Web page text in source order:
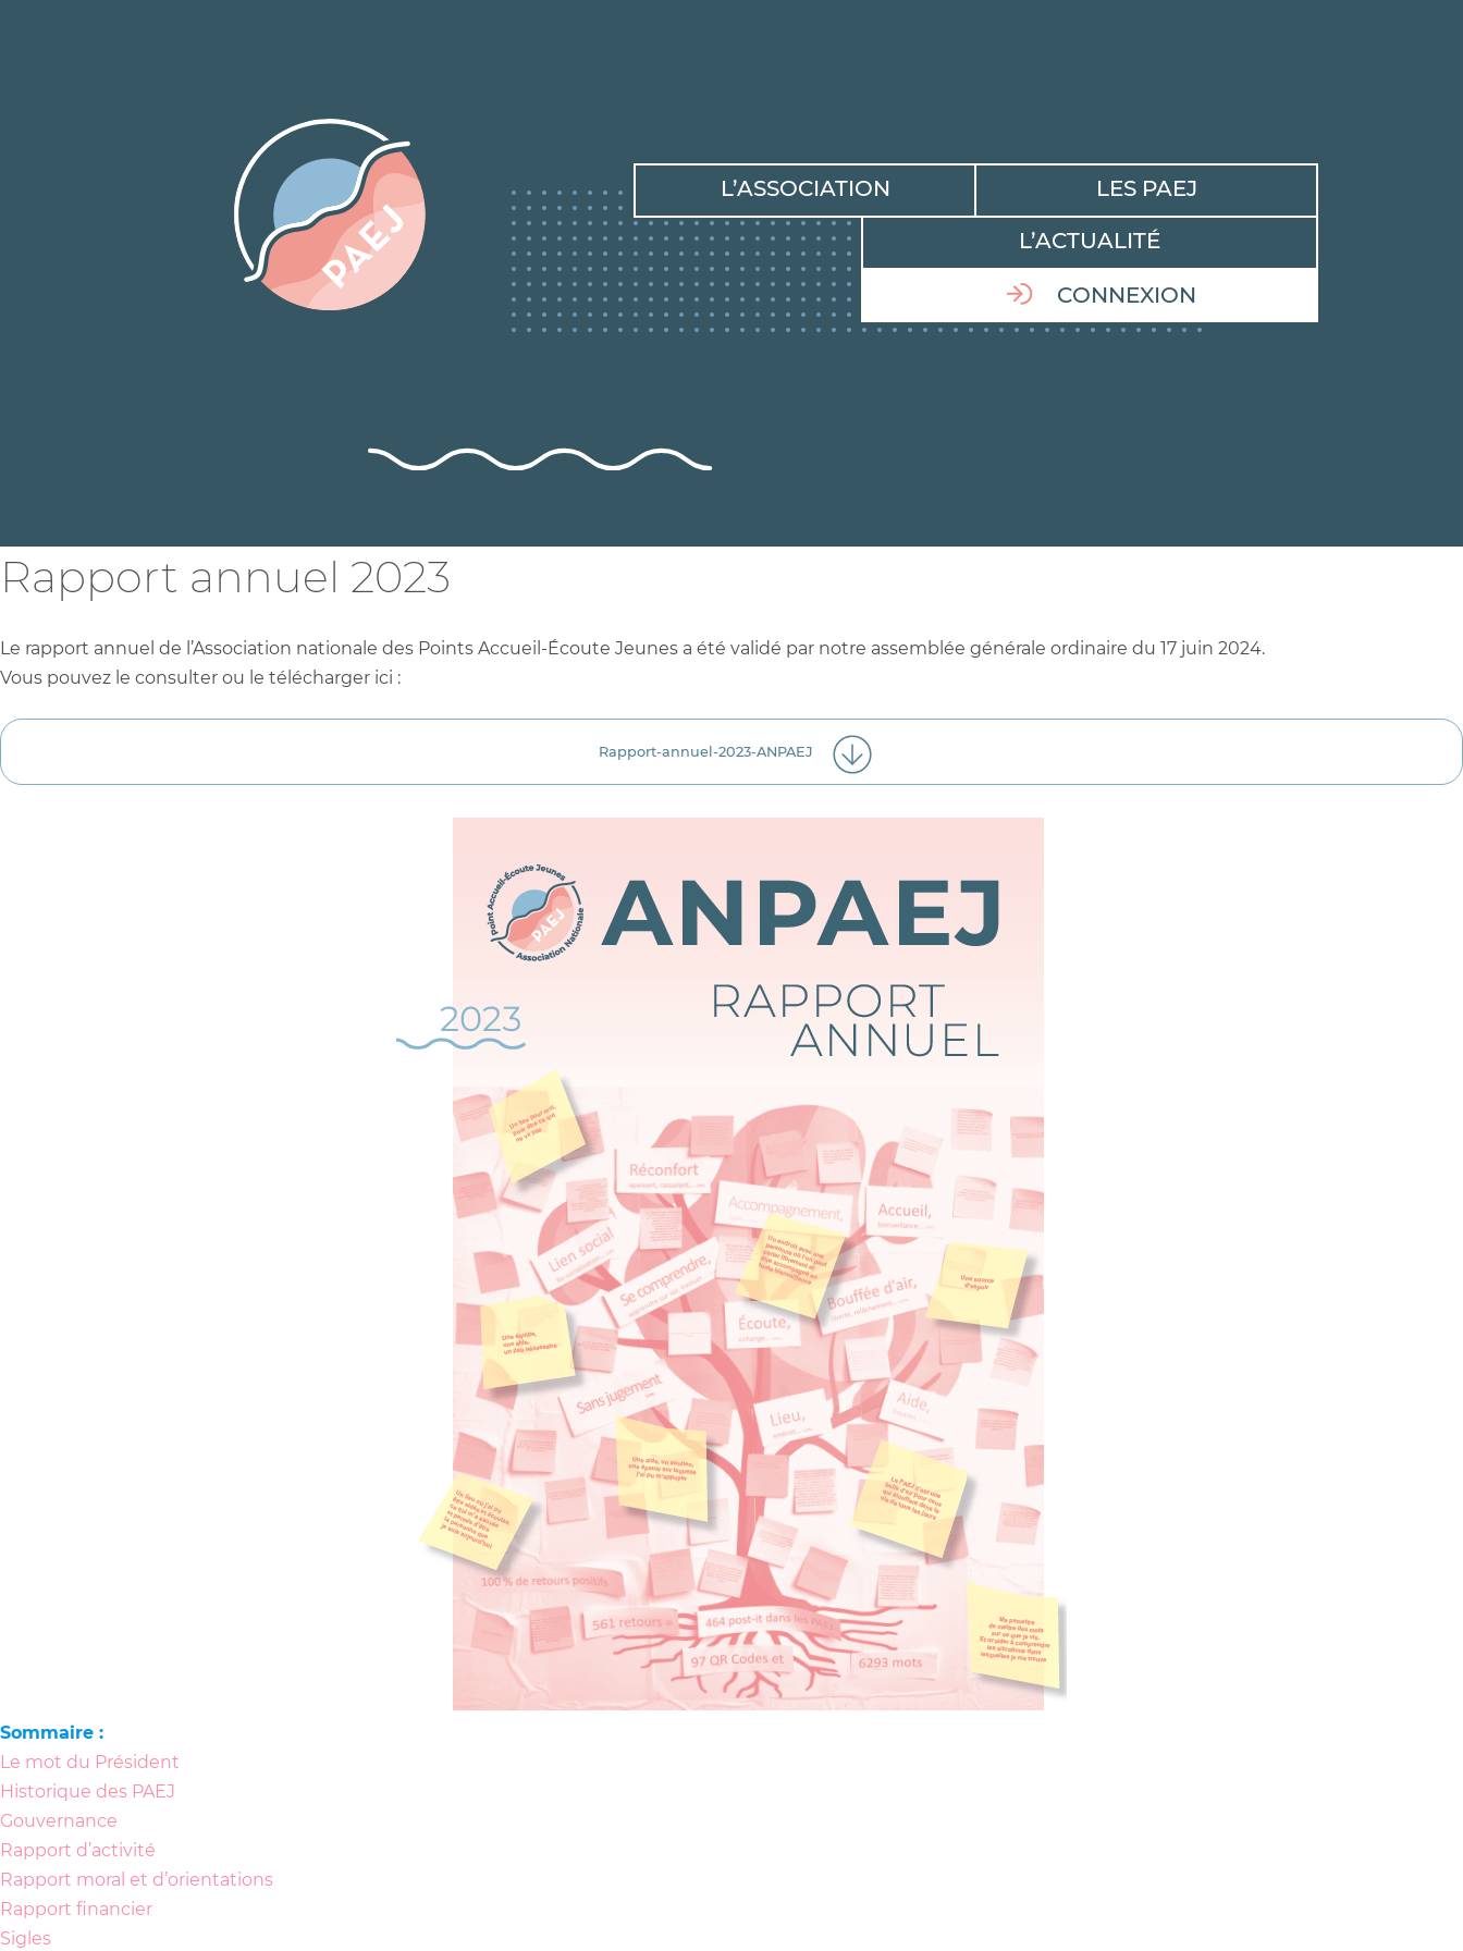
L’ASSOCIATION
LES PAEJ
L’ACTUALITÉ
CONNEXION
Rapport annuel 2023
Le rapport annuel de l’Association nationale des Points Accueil-Écoute Jeunes a été validé par notre assemblée générale ordinaire du 17 juin 2024.
Vous pouvez le consulter ou le télécharger ici :
Rapport-annuel-2023-ANPAEJ
Sommaire :
Le mot du Président
Historique des PAEJ
Gouvernance
Rapport d’activité
Rapport moral et d’orientations
Rapport financier
Sigles